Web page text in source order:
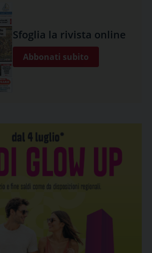
Sfoglia la rivista online
Abbonati subito